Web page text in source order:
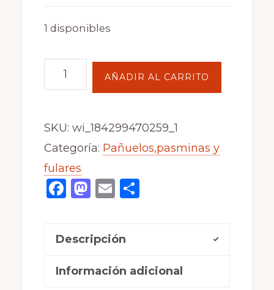
1 disponibles
Fular-
Pareo
bonito
estampado
en
alegres
(134)
AÑADIR AL CARRITO
SKU: wi_184299470259_1
Categoría: Pañuelos,pasminas y
fulares
F
e
b
M
o
d
E
l
C
ar
Descripción
Información adicional